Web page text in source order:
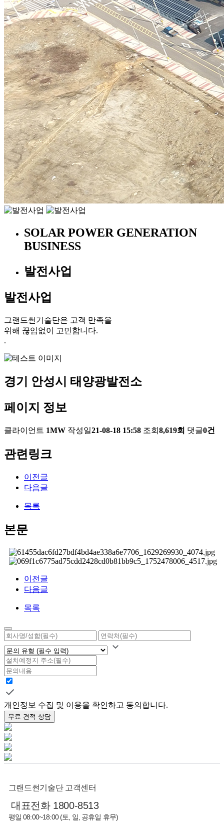
SOLAR POWER GENERATION
BUSINESS
발전사업
발전사업
그랜드썬기술단은 고객 만족을
위해 끊임없이 고민합니다.
.
경기 안성시 태양광발전소
페이지 정보
클라이언트 1MW 작성일21-08-18 15:58 조회 8,619회 댓글0건
관련링크
이전글
다음글
목록
본문
이전글
다음글
목록
개인정보 수집 및 이용을 확인하고 동의합니다.
무료 견적 상담
그랜드썬기술단 고객센터
대표전화 1800-8513
평일 08:00~18:00 (토, 일, 공휴일 휴무)